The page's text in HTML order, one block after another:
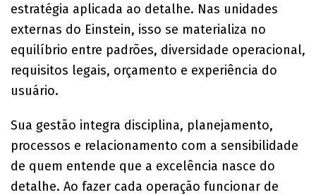
estratégia aplicada ao detalhe. Nas unidades
externas do Einstein, isso se materializa no
equilíbrio entre padrões, diversidade operacional,
requisitos legais, orçamento e experiência do
usuário.
Sua gestão integra disciplina, planejamento,
processos e relacionamento com a sensibilidade
de quem entende que a excelência nasce do
detalhe. Ao fazer cada operação funcionar de